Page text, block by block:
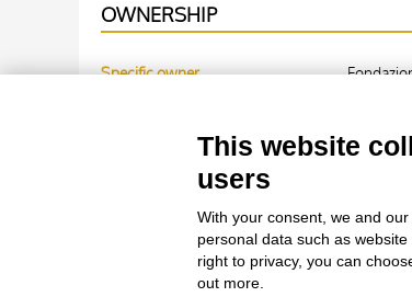
OWNERSHIP
Specific owner
WORK OF ART
Work of art Entry
This website
users
With your consent, we and
personal data such as
right to privacy, you can
out more.